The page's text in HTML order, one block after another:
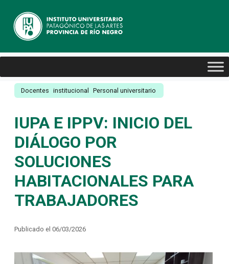
Docentes institucional Personal universitario
IUPA E IPPV: INICIO DEL
DIÁLOGO POR
SOLUCIONES
HABITACIONALES PARA
TRABAJADORES
Publicado el 06/03/2026